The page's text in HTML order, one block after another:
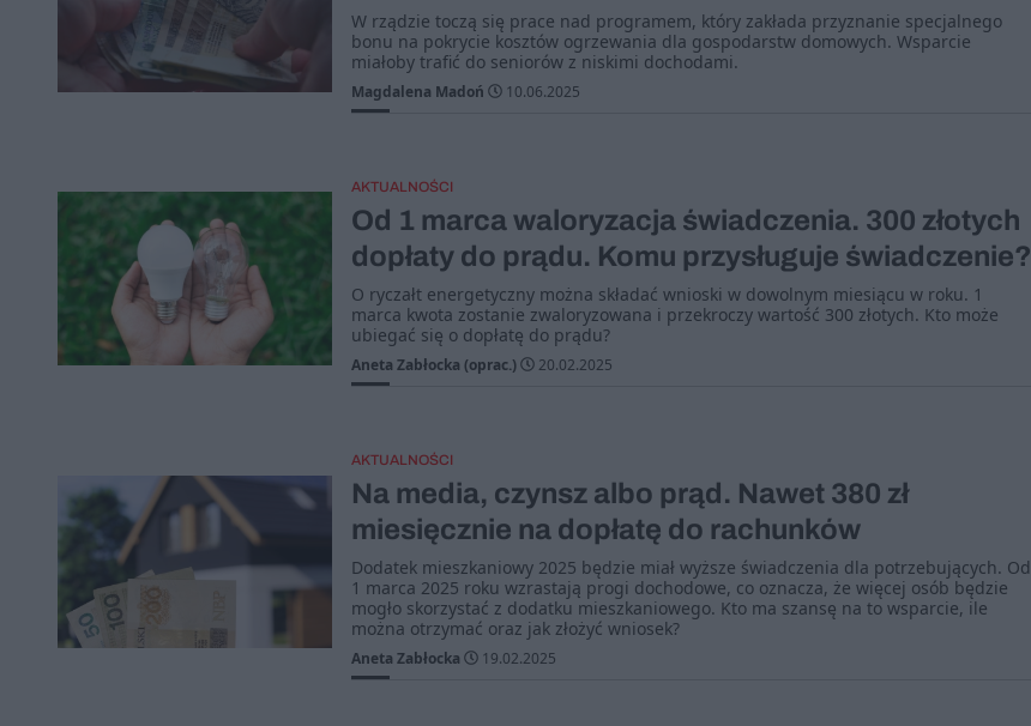
W rządzie toczą się prace nad programem, który zakłada przyznanie specjalnego
bonu na pokrycie kosztów ogrzewania dla gospodarstw domowych. Wsparcie
miałoby trafić do seniorów z niskimi dochodami.
Magdalena Madoń 10.06.2025
AKTUALNOŚCI
Od 1 marca waloryzacja świadczenia. 300 złotych
dopłaty do prądu. Komu przysługuje świadczenie?
O ryczałt energetyczny można składać wnioski w dowolnym miesiącu w roku. 1
marca kwota zostanie zwaloryzowana i przekroczy wartość 300 złotych. Kto może
ubiegać się o dopłatę do prądu?
Aneta Zabłocka (oprac.) 20.02.2025
AKTUALNOŚCI
Na media, czynsz albo prąd. Nawet 380 zł
miesięcznie na dopłatę do rachunków
Dodatek mieszkaniowy 2025 będzie miał wyższe świadczenia dla potrzebujących. Od
1 marca 2025 roku wzrastają progi dochodowe, co oznacza, że więcej osób będzie
mogło skorzystać z dodatku mieszkaniowego. Kto ma szansę na to wsparcie, ile
można otrzymać oraz jak złożyć wniosek?
Aneta Zabłocka 19.02.2025